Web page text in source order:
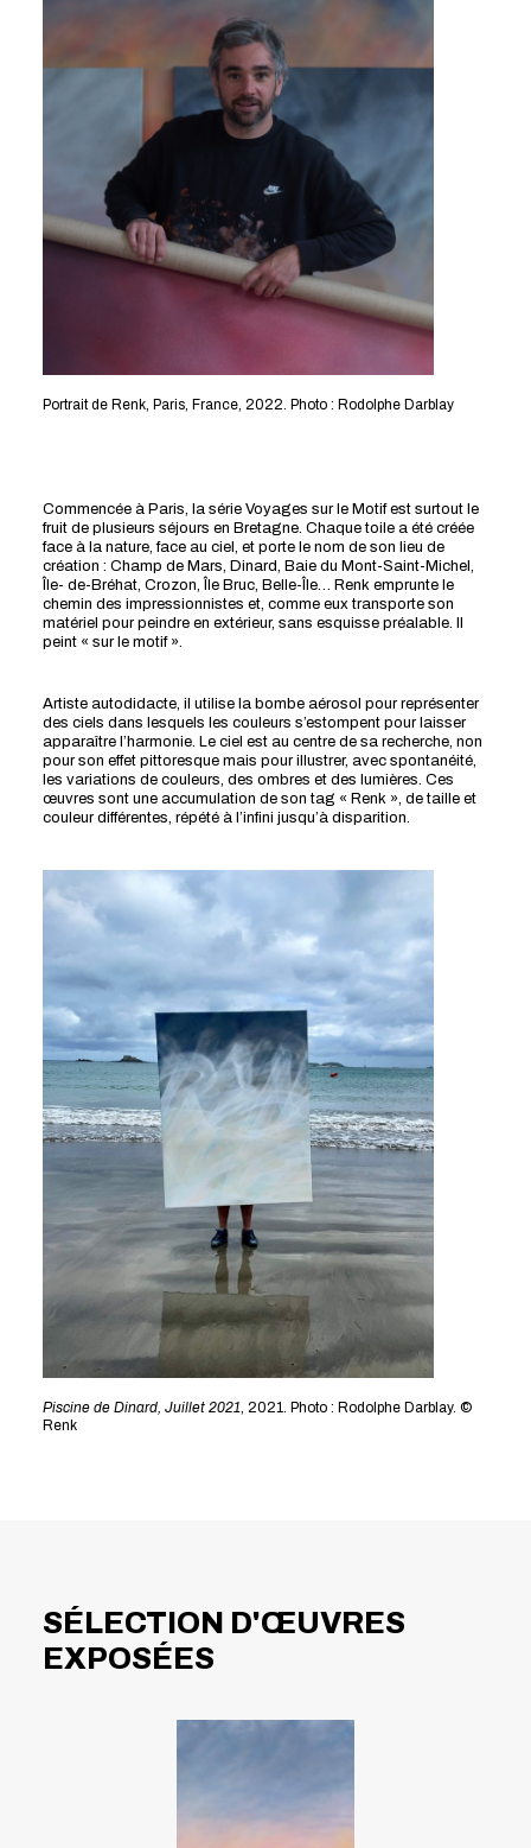
Portrait de Renk, Paris, France, 2022. Photo : Rodolphe Darblay
Piscine de Dinard, Juillet 2021, 2021. Photo : Rodolphe Darblay. ©
Renk
Commencée à Paris, la série Voyages sur le Motif est surtout le
fruit de plusieurs séjours en Bretagne. Chaque toile a été créée
face à la nature, face au ciel, et porte le nom de son lieu de
création : Champ de Mars, Dinard, Baie du Mont-Saint-Michel,
Île- de-Bréhat, Crozon, Île Bruc, Belle-Île… Renk emprunte le
chemin des impressionnistes et, comme eux transporte son
matériel pour peindre en extérieur, sans esquisse préalable. Il
peint « sur le motif ».
Artiste autodidacte, il utilise la bombe aérosol pour représenter
des ciels dans lesquels les couleurs s’estompent pour laisser
apparaître l’harmonie. Le ciel est au centre de sa recherche, non
pour son effet pittoresque mais pour illustrer, avec spontanéité,
les variations de couleurs, des ombres et des lumières. Ces
œuvres sont une accumulation de son tag « Renk », de taille et
couleur différentes, répété à l’infini jusqu’à disparition.
SÉLECTION D'ŒUVRES
EXPOSÉES